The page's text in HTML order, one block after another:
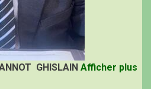
GHISLAIN Afficher plus